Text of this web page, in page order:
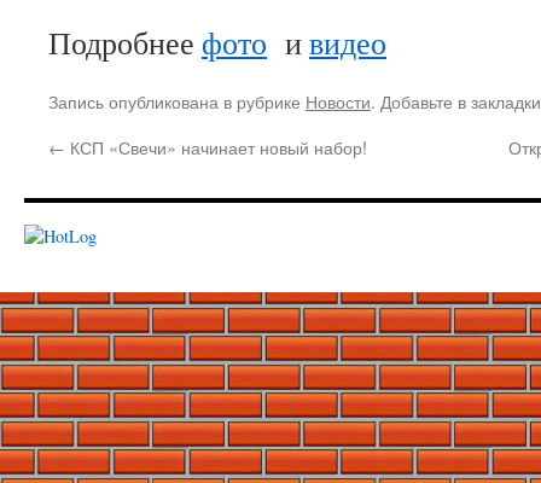
Подробнее фото ивидео
Запись опубликована в рубрике Новости. Добавьте в
← КСП «Свечи» начинает новый набор!